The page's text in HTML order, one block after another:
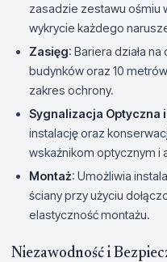
zasadzie zestawu ośmiu
wykrycie każdego
Zasięg: Bariera działa
budynków oraz 10
zakres ochrony.
Sygnalizacja Optyczna
instalację oraz
wskaźnikom optycznym i
Montaż: Umożliwia
ściany przy użyciu
elastyczność montażu.
Niezawodność i